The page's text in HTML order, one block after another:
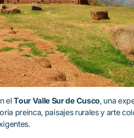
elTour Valle Sur de Cusco, una
preinca, paisajes rurales y arte